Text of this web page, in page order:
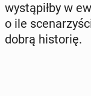
wy­stą­pił­by w
o ile
dobrą hi­sto­rię.